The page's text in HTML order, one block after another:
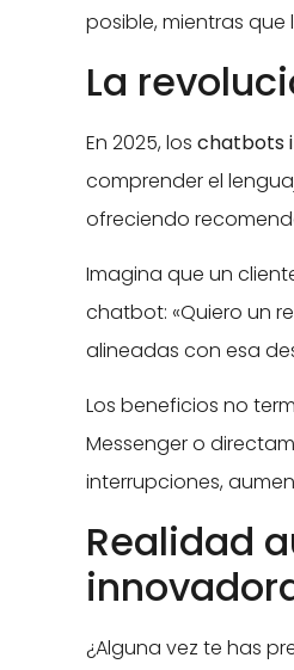
posible, mientras que
La
En 2025, los chatbots
comprender el
ofreciendo
Imagina que un
chatbot: «Quiero un
alineadas con esa
Los beneficios no
Messenger o
interrupciones,
Realidad
¿Alguna vez te has